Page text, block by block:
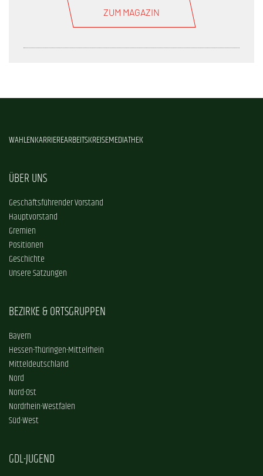
ZUM MAGAZIN
WAHLENKARRIEREARBEITSKREISEMEDIATHEK
ÜBER UNS
Geschäftsführender Vorstand
Hauptvorstand
Gremien
Positionen
Geschichte
Unsere Satzungen
BEZIRKE & ORTSGRUPPEN
Bayern
Hessen-Thüringen-Mittelrhein
Mitteldeutschland
Nord
Nord-Ost
Nordrhein-Westfalen
Süd-West
GDL-JUGEND